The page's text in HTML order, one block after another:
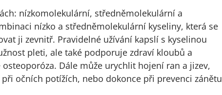
nízkomolekulární, středněmolekulární a
nízko a středněmolekulární kyseliny, která se
ji zevnitř. Pravidelné užívání kapslí s kyselinou
pleti, ale také podporuje zdraví kloubů a
Dále může urychlit hojení ran a jizev,
očních potížích, nebo dokonce při prevenci zánětu